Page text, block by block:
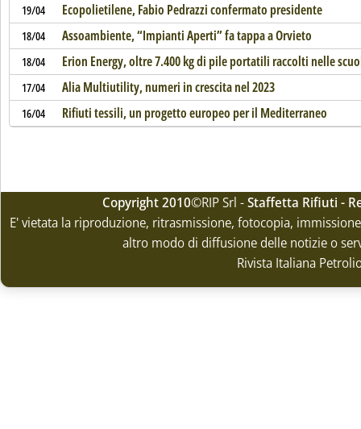
19/04 Ecopolietilene, Fabio Pedrazzi confermato presidente
18/04 Assoambiente, “Impianti Aperti” fa tappa a Orvieto
18/04 Erion Energy, oltre 7.400 kg di pile portatili raccolti nelle
17/04 Alia Multiutility, numeri in crescita nel 2023
16/04 Rifiuti tessili, un progetto europeo per il Mediterraneo
Copyright 2010©RIP Srl -Staffetta Rifiuti -
E' vietata la riproduzione, ritrasmissione, fotocopia,
altro modo di diffusione delle notizie o
Rivista Italiana